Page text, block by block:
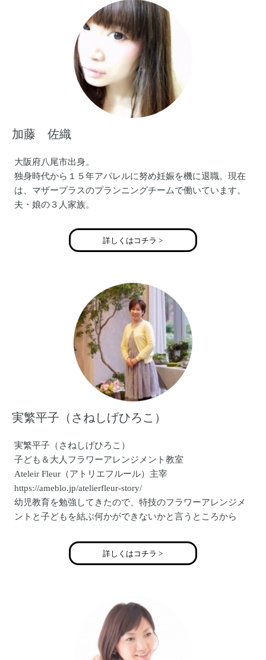
加藤 佐織
大阪府八尾市出身。
独身時代から１５年アパレルに努め妊娠を機に退職。現在
は、マザープラスのプランニングチームで働いています。
夫・娘の３人家族。
詳しくはコチラ >
実繁平子（さねしげひろこ）
実繁平子（さねしげひろこ）
子ども＆大人フラワーアレンジメント教室
Ateleir Fleur（アトリエフルール）主宰
https://ameblo.jp/atelierfleur-story/
幼児教育を勉強してきたので、特技のフラワーアレンジメ
ントと子どもを結ぶ何かができないかと言うところから
子どもにそしてママ（大人）たちにお花を通じて楽しさと
わくわくをお届け
詳しくはコチラ >